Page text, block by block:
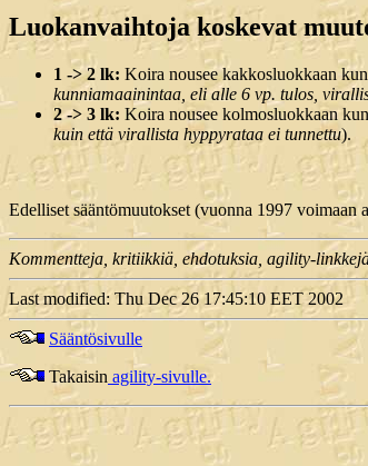
Luokanvaihtoja koskevat
1 -> 2 lk: Koira nousee kakkosluokkaan
kunniamaainintaa, eli alle 6 vp. tulos,
2 -> 3 lk: Koira nousee kolmosluokkaan
kuin että virallista hyppyrataa ei tunnettu).
Edelliset sääntömuutokset (vuonna 1997 voimaan
Kommentteja, kritiikkiä, ehdotuksia, agility-
Last modified: Thu Dec 26 17:45:10 EET 2002
Sääntösivulle
Takaisin agility-sivulle.